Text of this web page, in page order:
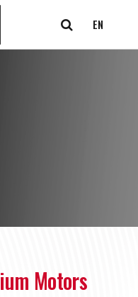
EN
Motors